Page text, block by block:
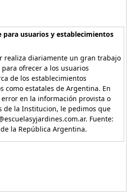
usuarios y establecimientos
realiza diariamente un gran trabajo
ofrecer a los usuarios
de los establecimientos
como estatales de Argentina. En
en la información provista o
de la Institucion, le pedimos que
Fuente:
la República Argentina.